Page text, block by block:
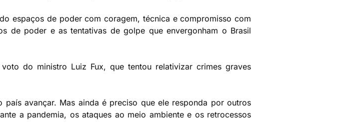
espaços de poder com coragem, técnica e compromisso com
de poder e as tentativas de golpe que envergonham o Brasil
do ministro Luiz Fux, que tentou relativizar crimes graves
avançar. Mas ainda é preciso que ele responda por outros
a pandemia, os ataques ao meio ambiente e os retrocessos